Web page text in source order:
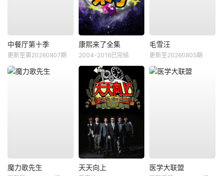
中餐厅第十季
更新至第20260807期
康熙来了全集
2004-2016已完结
毛雪汪
更新至20260805期
魔力歌先生 天天向上 医学大联盟